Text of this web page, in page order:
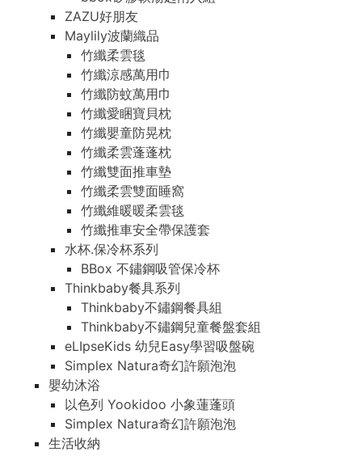
ZAZU好朋友
Maylily波蘭織品
竹纖柔雲毯
竹纖涼感萬用巾
竹纖防蚊萬用巾
竹纖愛睏寶貝枕
竹纖嬰童防晃枕
竹纖柔雲蓬蓬枕
竹纖雙面推車墊
竹纖柔雲雙面睡窩
竹纖維暖暖柔雲毯
竹纖推車安全帶保護套
水杯.保冷杯系列
BBox 不鏽鋼吸管保冷杯
Thinkbaby餐具系列
Thinkbaby不鏽鋼餐具組
Thinkbaby不鏽鋼兒童餐盤套組
eLIpseKids 幼兒Easy學習吸盤碗
Simplex Natura奇幻許願泡泡
嬰幼沐浴
以色列 Yookidoo 小象蓮蓬頭
Simplex Natura奇幻許願泡泡
生活收納